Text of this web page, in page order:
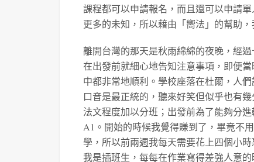
課程都可以申請報名，而且還可以申請
更多的未知，所以藉由「嚮法」的幫助
離開台灣的那天是秋雨綿綿的夜晚，經
在出發前就細心地告知注意事項，即便
中都非常地順利。學校座落在杜爾，人
口音是最正統的，聽來好笑但似乎也有
法文程度加以分班；出發前為了能夠分
A1。開始的時候我覺得賺到了，畢竟不
學，所以前兩週我每天需要花上四個小
我是插班生，每每在作業寫得差強人意